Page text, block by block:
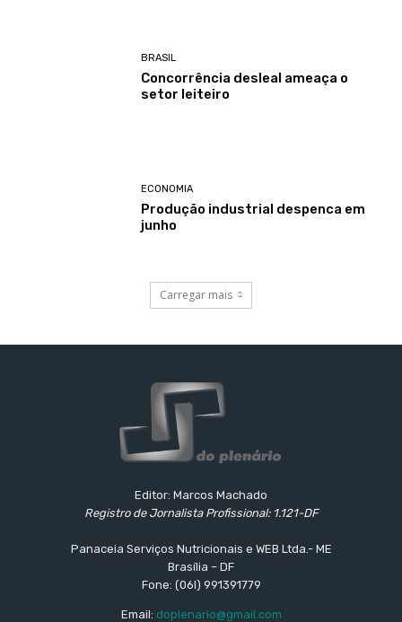
BRASIL
Concorrência desleal ameaça o
setor leiteiro
ECONOMIA
Produção industrial despenca em
junho
Carregar mais
Editor: Marcos Machado
Registro de Jornalista Profissional: 1.121-DF
Panaceia Serviços Nutricionais e WEB Ltda.- ME
Brasília – DF
Fone: (06l) 991391779
Email: doplenario@gmail.com